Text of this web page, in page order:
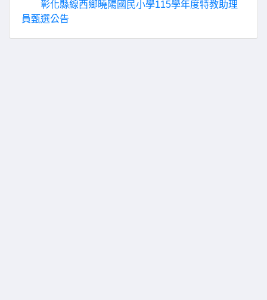
彰化縣線西鄉曉陽國民小學115學年度特教助理
員甄選公告